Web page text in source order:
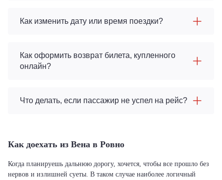
Как изменить дату или время поездки?
Как оформить возврат билета, купленного
онлайн?
Что делать, если пассажир не успел на рейс?
Как доехать из Вена в Ровно
Когда планируешь дальнюю дорогу, хочется, чтобы все прошло без
нервов и излишней суеты. В таком случае наиболее логичный